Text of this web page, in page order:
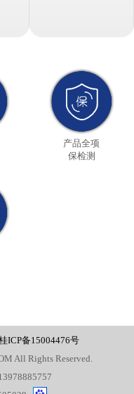
产品全项
保检测
ICP备15004476号
All Rights Reserved.